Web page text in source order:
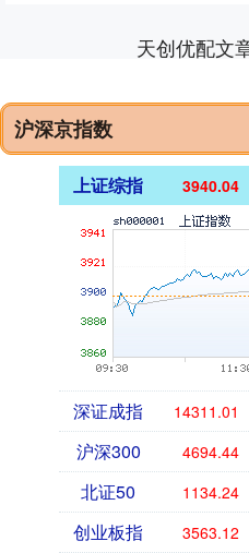
天创优配文
沪深京指数
上证综指 3940.04
深证成指 14311.01
沪深300 4694.44
北证50 1134.24
创业板指 3563.12